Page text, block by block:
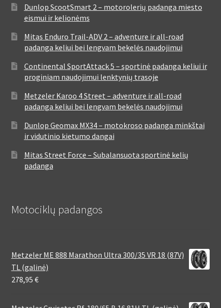
Dunlop ScootSmart 2 – motorolerių padanga miesto
eismui ir kelionėms
Mitas Enduro Trail-ADV 2 – adventure ir all-road
padanga keliui bei lengvam bekelės naudojimui
Continental SportAttack 5 – sportinė padanga keliui ir
proginiam naudojimui lenktynių trasoje
Metzeler Karoo 4 Street – adventure ir all-road
padanga keliui bei lengvam bekelės naudojimui
Dunlop Geomax MX34 – motokroso padanga minkštai
ir vidutinio kietumo dangai
Mitas Street Force – Subalansuota sportinė kelių
padanga
Motociklų padangos
Metzeler ME 888 Marathon Ultra 300/35 VR 18 (87V)
TL (galinė)
278,95 €